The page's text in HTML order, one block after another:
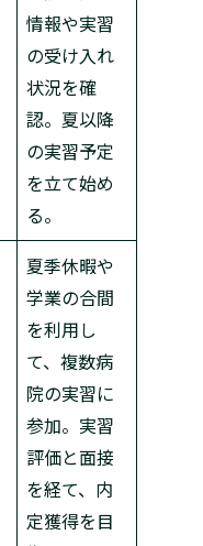
情報や実習
の受け入れ
状況を確
認。夏以降
の実習予定
を立て始め
る。
夏季休暇や
学業の合間
を利用し
て、複数病
院の実習に
参加。実習
評価と面接
を経て、内
定獲得を目